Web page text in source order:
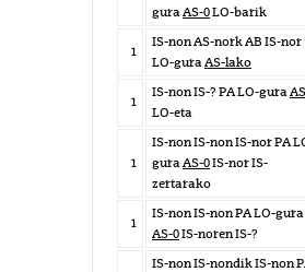
guraAS-0LO-barik
1
IS-non AS-nork AB IS-nor
LO-guraAS-lako
1
IS-non IS-? PA LO-gura
LO-eta
1
IS-non IS-non IS-nor PA
guraAS-0IS-nor IS-
zertarako
1
IS-non IS-non PA LO-gura
AS-0IS-noren IS-?
IS-non IS-nondik IS-non